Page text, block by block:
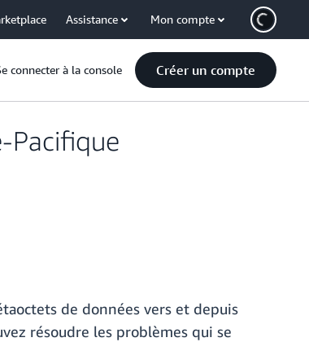
Assistance Mon compte
connecter à la console Créer un compte
Pacifique
de données vers et depuis
résoudre les problèmes qui se